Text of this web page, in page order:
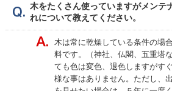
木をたくさん使っていますがメンテ
れについて教えてください。
木は常に乾燥している条件の場
料です。（神社、仏閣、五重塔
ても色は変色、退色しますがす
様な事はありません。ただし、